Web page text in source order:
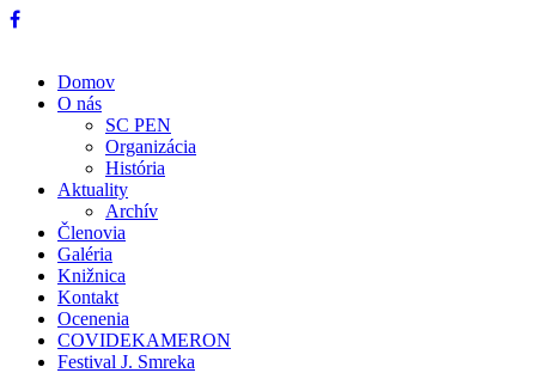
Domov
O nás
SC PEN
Organizácia
História
Aktuality
Archív
Členovia
Galéria
Knižnica
Kontakt
Ocenenia
COVIDEKAMERON
Festival J. Smreka